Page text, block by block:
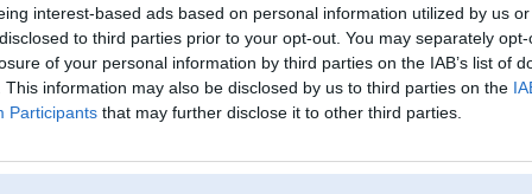
interest-based ads based on personal information utilized by us
to third parties prior to your opt-out. You may separately
of your personal information by third parties on the IAB’s list of
This information may also be disclosed by us to third parties on the
Participants that may further disclose it to other third parties.
Ziņojumi forumā:
0
Pēdējie ziņojumi forumā